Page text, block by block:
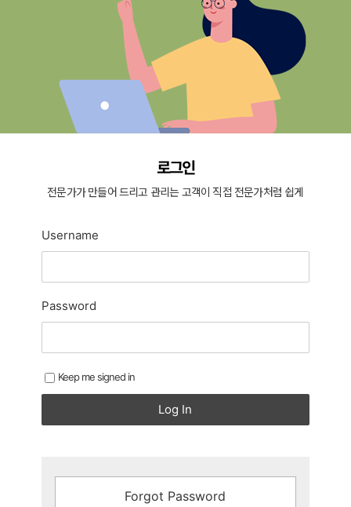
로그인
전문가가 만들어 드리고 관리는 고객이 직접 전문가처럼 쉽게
Username
Password
Keep me signed in
Log In
Forgot Password